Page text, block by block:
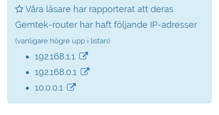
Våra läsare har rapporterat att deras
Gemtek-router har haft följande IP-adresser
(vanligare högre upp i listan)
192.168.1.1
192.168.0.1
10.0.0.1